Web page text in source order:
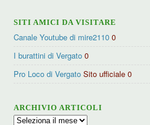
SITI AMICI DA VISITARE
Canale Youtube di mire2110 0
I burattini di Vergato 0
Pro Loco di Vergato Sito ufficiale 0
ARCHIVIO ARTICOLI
Archivio